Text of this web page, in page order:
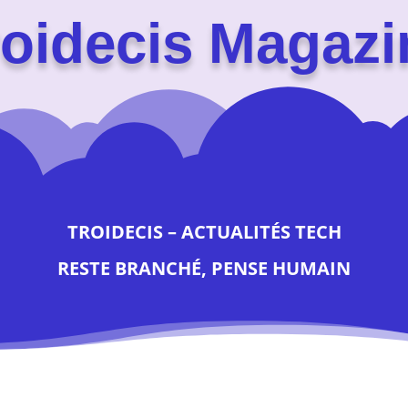
TROIDECIS – ACTUALITÉS TECH
RESTE BRANCHÉ, PENSE HUMAIN